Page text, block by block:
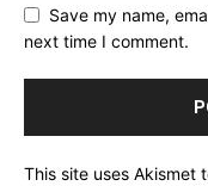
Save my name,
next time I comment.
This site uses Akismet